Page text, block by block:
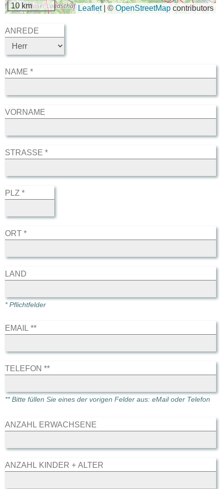
10 km Leaflet © OpenStreetMap contributors
ANREDE
NAME *
VORNAME
STRASSE *
PLZ *
ORT *
LAND
* Pflichtfelder
EMAIL **
TELEFON **
** Bitte füllen Sie eines der vorigen Felder aus: eMail oder Telefon
ANZAHL ERWACHSENE
ANZAHL KINDER + ALTER